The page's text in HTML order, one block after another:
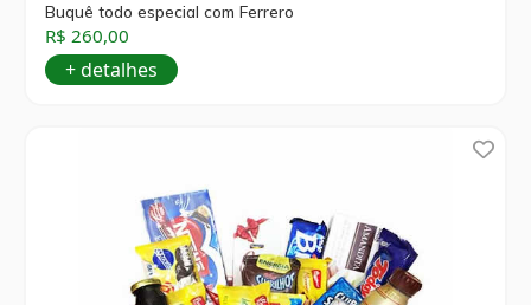
Buquê todo especial com Ferrero
R$ 260,00
+ detalhes